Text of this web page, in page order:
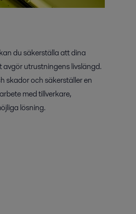
du säkerställa att dina
avgör utrustningens livslängd.
skador och säkerställer en
med tillverkare,
lösning.